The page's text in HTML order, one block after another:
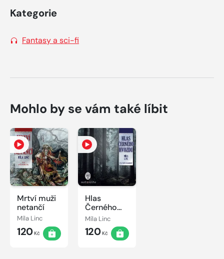
Kategorie
Fantasy a sci-fi
Mohlo by se vám také líbit
Mrtví muži
netančí
Míla Linc
120Kč
Hlas
Černého
hvozdu
Míla Linc
120Kč